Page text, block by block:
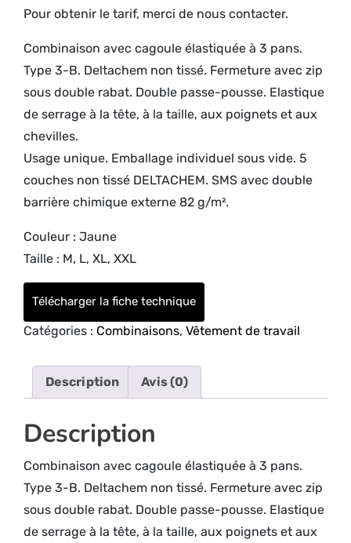
Pour obtenir le tarif, merci de nous contacter.
Combinaison avec cagoule élastiquée à 3 pans.
Type 3-B. Deltachem non tissé. Fermeture avec zip
sous double rabat. Double passe-pousse. Elastique
de serrage à la tête, à la taille, aux poignets et aux
chevilles.
Usage unique. Emballage individuel sous vide. 5
couches non tissé DELTACHEM. SMS avec double
barrière chimique externe 82 g/m².
Couleur : Jaune
Taille : M, L, XL, XXL
Télécharger la fiche technique
Catégories : Combinaisons, Vêtement de travail
Description Avis (0)
Description
Combinaison avec cagoule élastiquée à 3 pans.
Type 3-B. Deltachem non tissé. Fermeture avec zip
sous double rabat. Double passe-pousse. Elastique
de serrage à la tête, à la taille, aux poignets et aux